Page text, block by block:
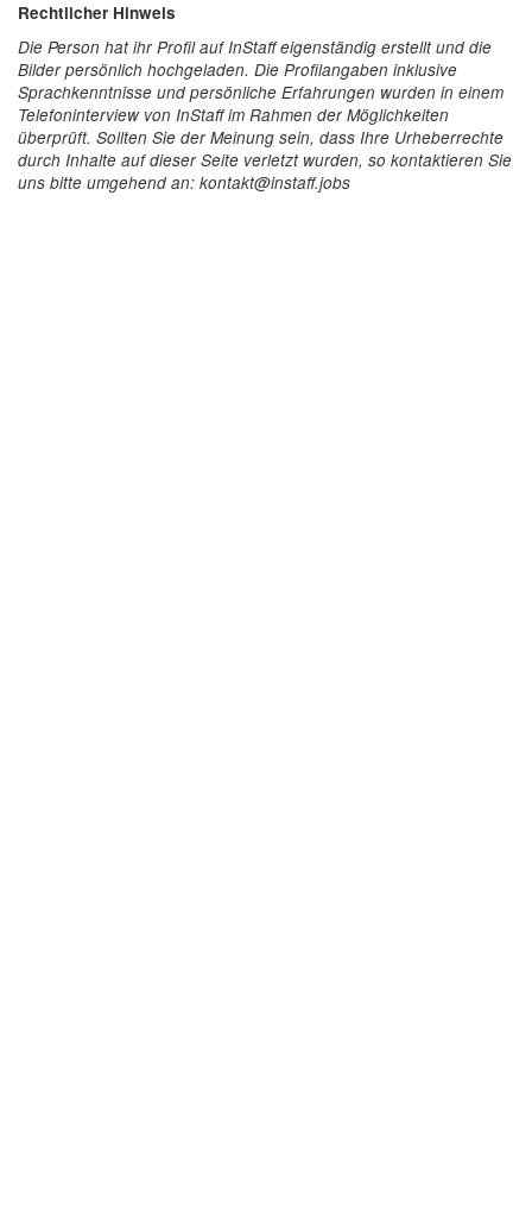
Rechtlicher Hinweis
Die Person hat ihr Profil auf InStaff eigenständig erstellt und die
Bilder persönlich hochgeladen. Die Profilangaben inklusive
Sprachkenntnisse und persönliche Erfahrungen wurden in einem
Telefoninterview von InStaff im Rahmen der Möglichkeiten
überprüft. Sollten Sie der Meinung sein, dass Ihre Urheberrechte
durch Inhalte auf dieser Seite verletzt wurden, so kontaktieren Sie
uns bitte umgehend an: kontakt@instaff.jobs